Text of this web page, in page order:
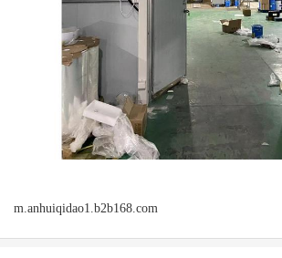
m.anhuiqidao1.b2b168.com